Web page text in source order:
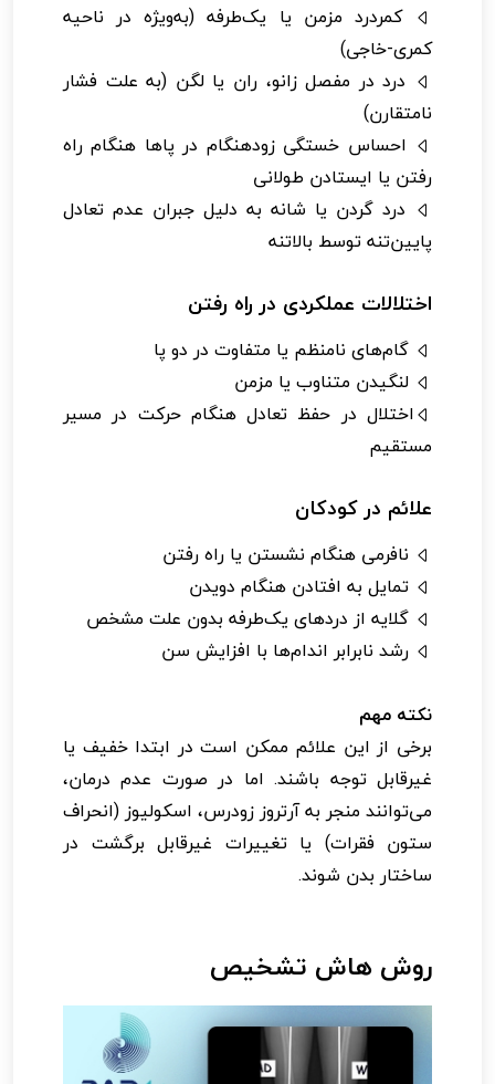
کمردرد مزمن یا یک‌طرفه (به‌ویژه در ناحیه
کمری-خاجی)
درد در مفصل زانو، ران یا لگن (به علت فشار
نامتقارن)
احساس خستگی زودهنگام در پاها هنگام راه
رفتن یا ایستادن طولانی
درد گردن یا شانه به دلیل جبران عدم تعادل
پایین‌تنه توسط بالا‌تنه
اختلالات عملکردی در راه رفتن
گام‌های نامنظم یا متفاوت در دو پا
لنگیدن متناوب یا مزمن
اختلال در حفظ تعادل هنگام حرکت در مسیر
مستقیم
علائم در کودکان
نافرمی هنگام نشستن یا راه رفتن
تمایل به افتادن هنگام دویدن
گلایه از دردهای یک‌طرفه بدون علت مشخص
رشد نابرابر اندام‌ها با افزایش سن
نکته مهم
برخی از این علائم ممکن است در ابتدا خفیف یا
غیرقابل توجه باشند. اما در صورت عدم درمان،
می‌توانند منجر به آرتروز زودرس، اسکولیوز (انحراف
ستون فقرات) یا تغییرات غیرقابل برگشت در
ساختار بدن شوند.
روش هاش تشخیص